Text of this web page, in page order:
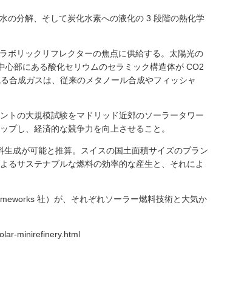
の分解、そして炭化水素への液化の 3 段階の熱化学
ボリックリフレクターの焦点に供給する。太陽光の
部にある酸化セリウムのセラミック構造体が CO2
合成ガスは、従来のメタノール合成やフィッシャ
トの大規模試験をマドリッド近郊のソーラータワー
し、経済的な競争力を向上させること。
成が可能と推算。スイスの国土面積サイズのプラン
るサステナブルな燃料の効率的な産生と、それによ
社）が、それぞれソーラー燃料技術と大気か
minirefinery.html